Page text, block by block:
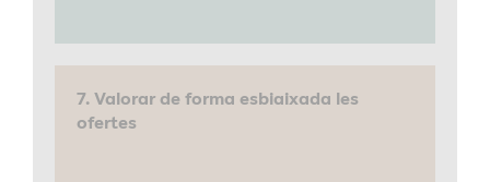
7. Valorar de forma esbiaixada les
ofertes